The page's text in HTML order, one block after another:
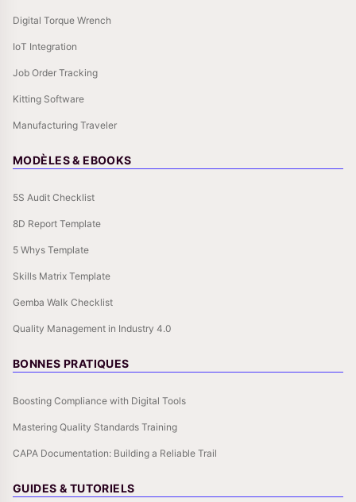
Digital Torque Wrench
IoT Integration
Job Order Tracking
Kitting Software
Manufacturing Traveler
MODÈLES & EBOOKS
5S Audit Checklist
8D Report Template
5 Whys Template
Skills Matrix Template
Gemba Walk Checklist
Quality Management in Industry 4.0
BONNES PRATIQUES
Boosting Compliance with Digital Tools
Mastering Quality Standards Training
CAPA Documentation: Building a Reliable Trail
GUIDES & TUTORIELS